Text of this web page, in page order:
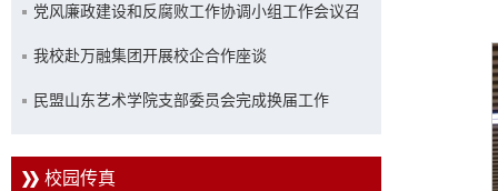
表大会第一次会议胜利召开
党风廉政建设和反腐败工作协调小组工作会议召
开
我校赴万融集团开展校企合作座谈
民盟山东艺术学院支部委员会完成换届工作
校园传真